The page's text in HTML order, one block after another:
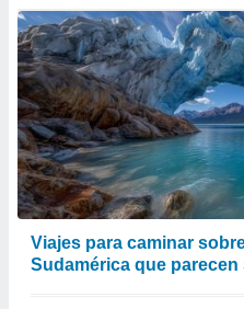
Viajes para caminar
Sudamérica que